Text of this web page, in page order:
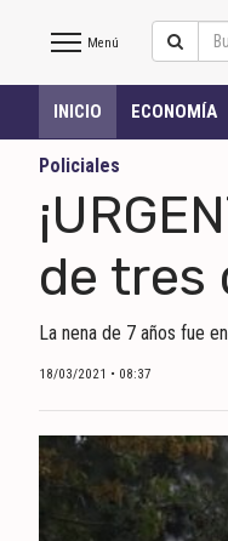
Salto
Hoy
INICIO
NOTICIAS RECIENTES
ECONOMÍA
MUNDO
POLÍTICA
POLICIALES
DEPORTES
Menú
INICIO ECONOMÍA
Policiales
de tres
La nena de 7 años fue
18/03/2021 • 08:37